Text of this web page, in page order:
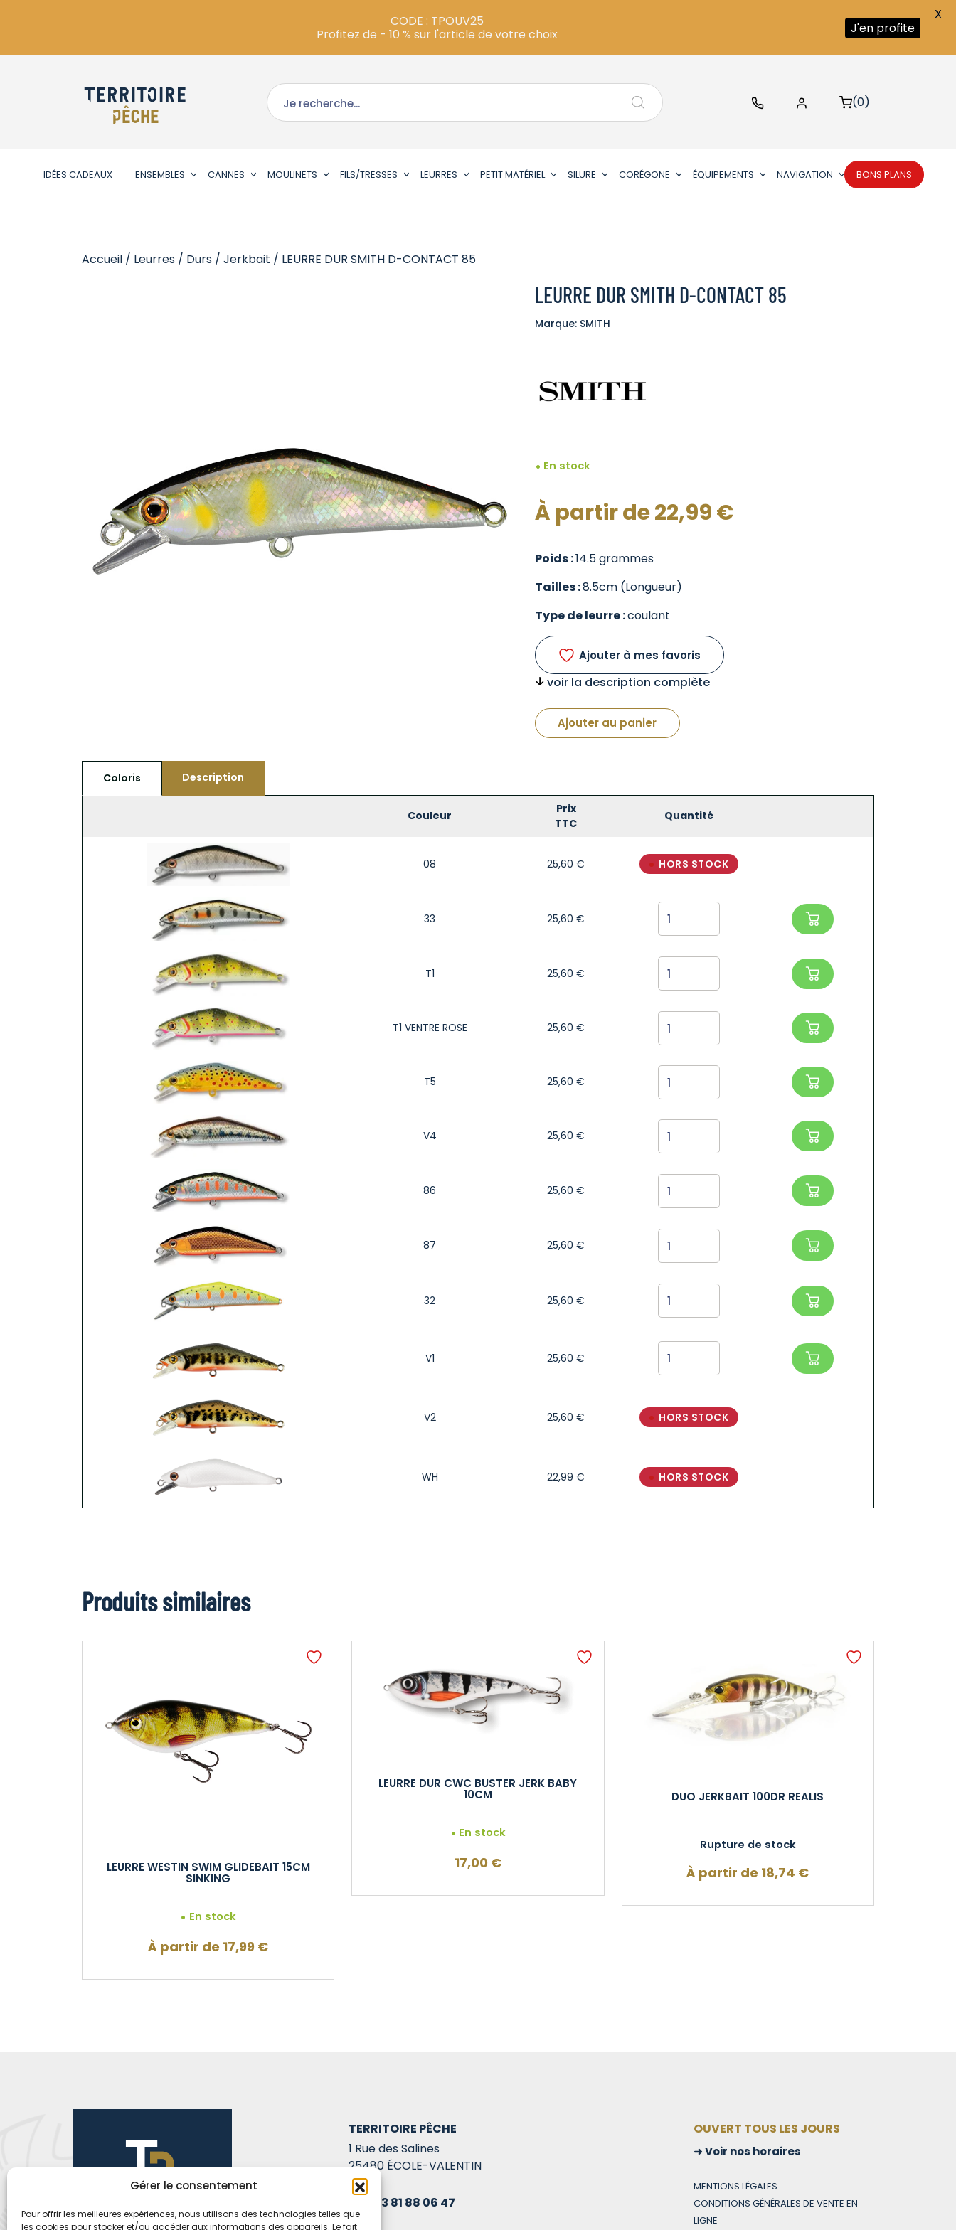
Gérer le consentement
Pour offrir les meilleures expériences, nous utilisons des technologies telles que
les cookies pour stocker et/ou accéder aux informations des appareils. Le fait
(0)
IDÉES CADEAUX ENSEMBLES CANNES MOULINETS FILS/TRESSES LEURRES PETIT MATÉRIEL SILURE CORÉGONE ÉQUIPEMENTS NAVIGATION BONS PLANS
Accueil / Leurres / Durs / Jerkbait / LEURRE DUR SMITH D-CONTACT 85
LEURRE DUR SMITH D-CONTACT 85
Marque: SMITH
En stock
À partir de22,99€
Poids :14.5 grammes
Tailles :8.5cm (Longueur)
Type de leurre :coulant
Ajouter à mes favoris
voir la description complète
Ajouter au panier
Coloris Description
Couleur
Prix
TTC
Quantité
08 25,60 € HORS STOCK
33 25,60 €
T1 25,60 €
T1 VENTRE ROSE 25,60 €
T5 25,60 €
V4 25,60 €
86 25,60 €
87 25,60 €
32 25,60 €
V1 25,60 €
V2 25,60 € HORS STOCK
WH 22,99 € HORS STOCK
Produits similaires
LEURRE WESTIN SWIM GLIDEBAIT 15CM
SINKING
En stock
À partir de 17,99 €
LEURRE DUR CWC BUSTER JERK BABY
10CM
En stock
17,00 €
DUO JERKBAIT 100DR REALIS
Rupture de stock
À partir de 18,74 €
TERRITOIRE PÊCHE
1 Rue des Salines
25480 ÉCOLE-VALENTIN
03 81 88 06 47
OUVERT TOUS LES JOURS
Voir nos horaires
MENTIONS LÉGALES
CONDITIONS GÉNÉRALES DE VENTE EN
LIGNE
CODE : TPOUV25
Profitez de - 10 % sur l'article de votre choix
J'en profite
X